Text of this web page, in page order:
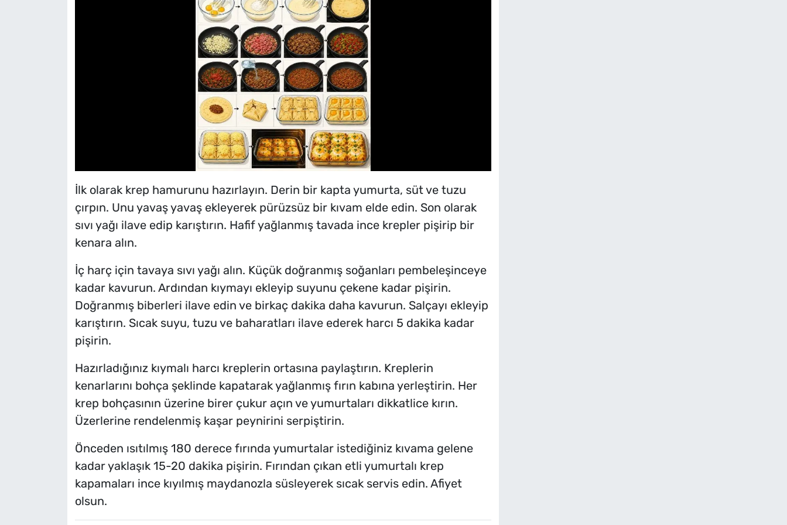
İlk olarak krep hamurunu hazırlayın. Derin bir kapta yumurta, süt ve tuzu
çırpın. Unu yavaş yavaş ekleyerek pürüzsüz bir kıvam elde edin. Son olarak
sıvı yağı ilave edip karıştırın. Hafif yağlanmış tavada ince krepler pişirip bir
kenara alın.
İç harç için tavaya sıvı yağı alın. Küçük doğranmış soğanları pembeleşinceye
kadar kavurun. Ardından kıymayı ekleyip suyunu çekene kadar pişirin.
Doğranmış biberleri ilave edin ve birkaç dakika daha kavurun. Salçayı ekleyip
karıştırın. Sıcak suyu, tuzu ve baharatları ilave ederek harcı 5 dakika kadar
pişirin.
Hazırladığınız kıymalı harcı kreplerin ortasına paylaştırın. Kreplerin
kenarlarını bohça şeklinde kapatarak yağlanmış fırın kabına yerleştirin. Her
krep bohçasının üzerine birer çukur açın ve yumurtaları dikkatlice kırın.
Üzerlerine rendelenmiş kaşar peynirini serpiştirin.
Önceden ısıtılmış 180 derece fırında yumurtalar istediğiniz kıvama gelene
kadar yaklaşık 15-20 dakika pişirin. Fırından çıkan etli yumurtalı krep
kapamaları ince kıyılmış maydanozla süsleyerek sıcak servis edin. Afiyet
olsun.